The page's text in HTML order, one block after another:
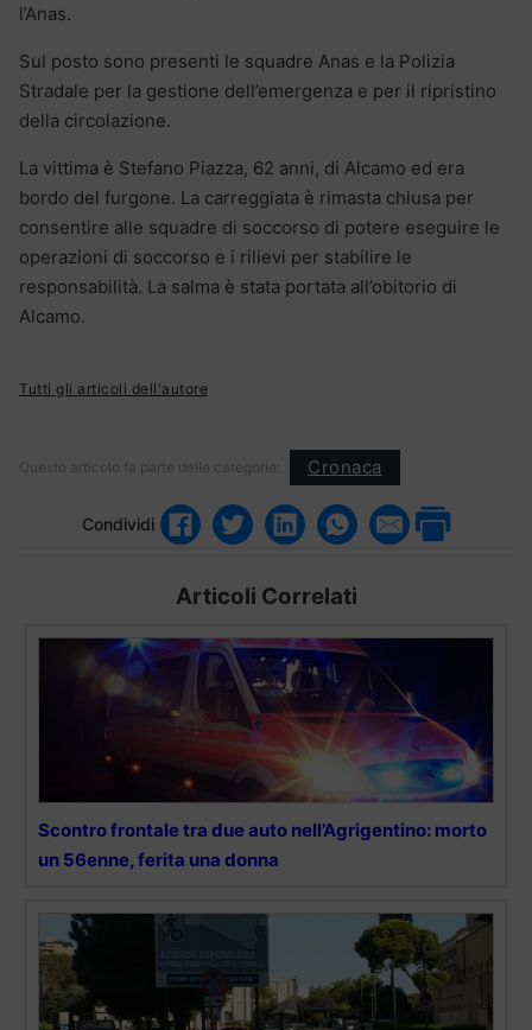
l’Anas.
Sul posto sono presenti le squadre Anas e la Polizia
Stradale per la gestione dell’emergenza e per il ripristino
della circolazione.
La vittima è Stefano Piazza, 62 anni, di Alcamo ed era
bordo del furgone. La carreggiata è rimasta chiusa per
consentire alle squadre di soccorso di potere eseguire le
operazioni di soccorso e i rilievi per stabilire le
responsabilità. La salma è stata portata all’obitorio di
Alcamo.
Tutti gli articoli dell'autore
Questo articolo fa parte delle categorie: Cronaca
Condividi
Articoli Correlati
Scontro frontale tra due auto nell’Agrigentino: morto
un 56enne, ferita una donna